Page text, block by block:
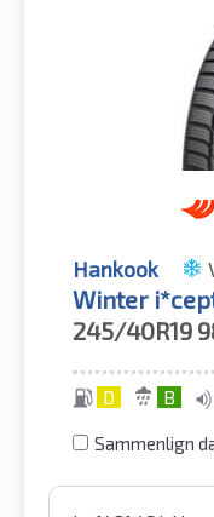
Hankook
Winter
245/40R19
D B
Sammenlign